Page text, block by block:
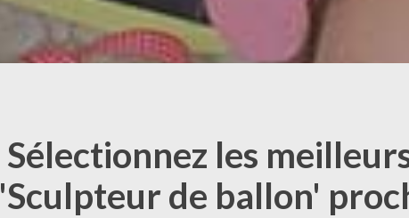
Sélectionnez les
'Sculpteur de ballon'